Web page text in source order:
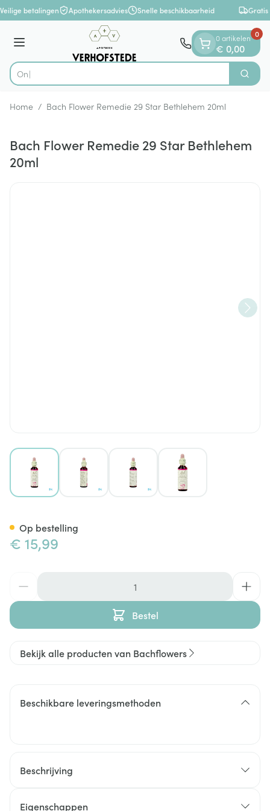
Ga naar de inhoud
1 van 1
betalingen Apothekersadvies Snelle beschikbaarheid Gratis
Menu
Product, merk, categorie... Zoek
0 artikelen
€ 0,00
0
Home / Bach Flower Remedie 29 Star Bethlehem 20ml
Bach Flower Remedie 29 Star Bethlehem
20ml
View larger imageView larger imageView larger imageView larger image
€ 15,99
Bestel
Op bestelling
Bekijk alle producten van Bachflowers
Beschikbare leveringsmethoden
Beschrijving
Eigenschappen